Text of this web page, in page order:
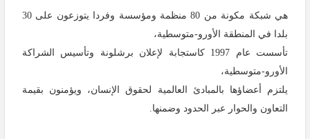
هي شبكة مكونة من 80 منظمة ومؤسسة وفردا يتوزعون على 30
بلدا في المنطقة الأورو-متوسطية،
تأسست عام 1997 كاستجابة لإعلان برشلونة وتأسيس الشراكة
الأورو-متوسطية،
يلتزم أعضاؤها بالمبادئ العالمية لحقوق الإنسان، ويؤمنون بقيمة
التعاون والحوار عبر الحدود وضمنها